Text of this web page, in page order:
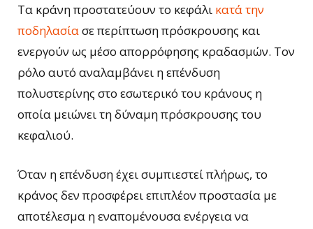
Τα κράνη προστατεύουν το κεφάλι κατά την
ποδηλασίασε περίπτωση πρόσκρουσης και
ενεργούν ως μέσο απορρόφησης κραδασμών. Τον
ρόλο αυτό αναλαμβάνει η επένδυση
πολυστερίνης στο εσωτερικό του κράνους η
οποία μειώνει τη δύναμη πρόσκρουσης του
κεφαλιού.
Όταν η επένδυση έχει συμπιεστεί πλήρως, το
κράνος δεν προσφέρει επιπλέον προστασία με
αποτέλεσμα η εναπομένουσα ενέργεια να